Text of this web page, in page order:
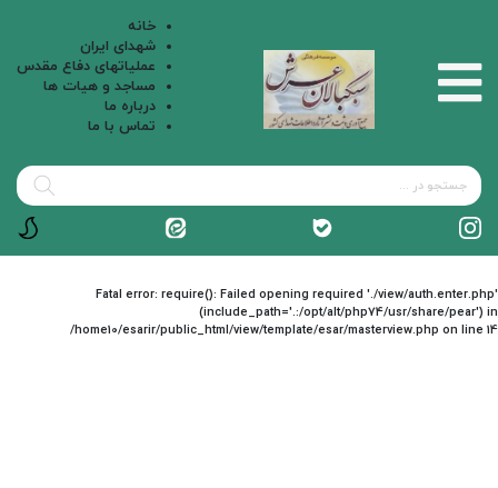
خانه
شهدای ایران
عملیاتهای دفاع مقدس
مساجد و هیات ها
درباره ما
تماس با ما
Fatal error: require(): Failed opening required './view/auth.enter.php'
(include_path='.:/opt/alt/php74/usr/share/pear') in
/home10/esarir/public_html/view/template/esar/masterview.php on line 14